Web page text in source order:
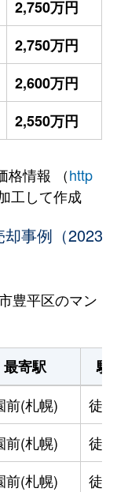
2,750万円
2,750万円
2,600万円
2,550万円
格情報 （http
工して作成
事例（2023
豊平区のマン
最寄駅
駅
前(札幌)
徒歩
前(札幌)
徒歩
前(札幌)
徒歩